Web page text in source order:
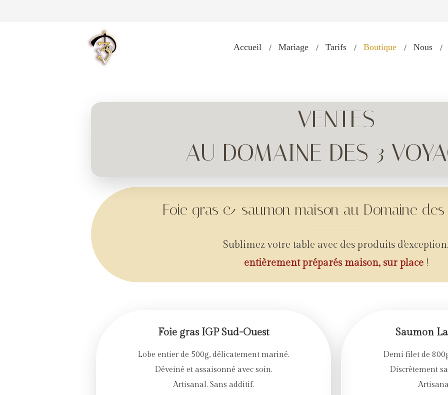
Accueil Mariage Tarifs Boutique Nous
VENTES
AU DOMAINE DES 3
Foie gras & saumon maison au Domaine des
Sublimez votre table avec des produits
entièrement préparés maison, sur place!
Foie gras IGP Sud-Ouest
Lobe entier de 500g, délicatement mariné.
Déveiné et assaisonné avec soin.
Artisanal. Sans additif.
Saumon
Demi filet de
Discrètement